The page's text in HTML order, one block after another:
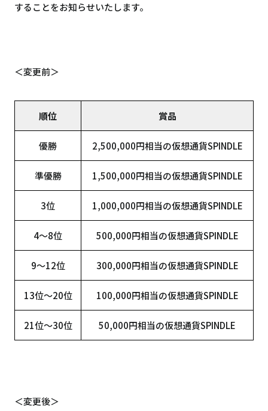
することをお知らせいたします。
＜変更前＞
順位 賞品
優勝 2,500,000円相当の仮想通貨SPINDLE
準優勝 1,500,000円相当の仮想通貨SPINDLE
3位 1,000,000円相当の仮想通貨SPINDLE
4～8位 500,000円相当の仮想通貨SPINDLE
9～12位 300,000円相当の仮想通貨SPINDLE
13位～20位 100,000円相当の仮想通貨SPINDLE
21位～30位 50,000円相当の仮想通貨SPINDLE
＜変更後＞